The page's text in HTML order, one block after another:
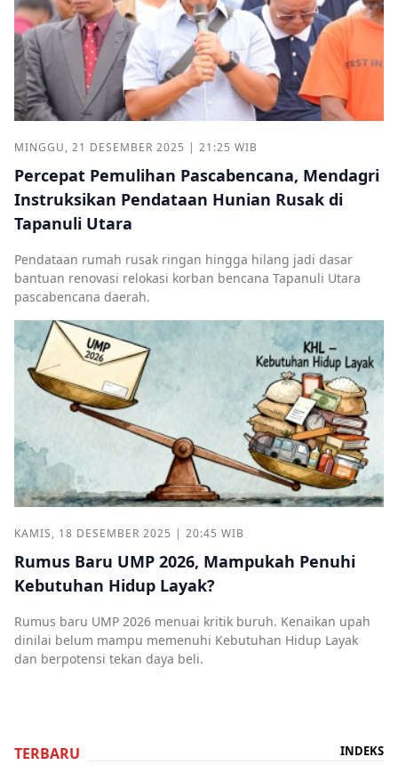
MINGGU, 21 DESEMBER 2025 | 21:25 WIB
Percepat Pemulihan Pascabencana, Mendagri
Instruksikan Pendataan Hunian Rusak di
Tapanuli Utara
Pendataan rumah rusak ringan hingga hilang jadi dasar
bantuan renovasi relokasi korban bencana Tapanuli Utara
pascabencana daerah.
KAMIS, 18 DESEMBER 2025 | 20:45 WIB
Rumus Baru UMP 2026, Mampukah Penuhi
Kebutuhan Hidup Layak?
Rumus baru UMP 2026 menuai kritik buruh. Kenaikan upah
dinilai belum mampu memenuhi Kebutuhan Hidup Layak
dan berpotensi tekan daya beli.
TERBARU INDEKS